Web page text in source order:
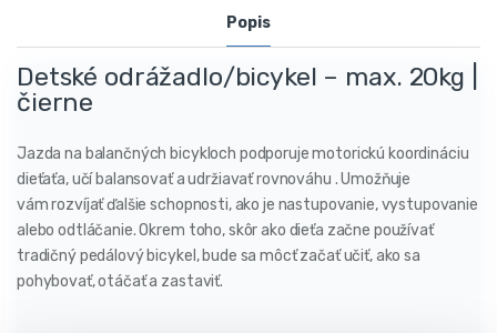
Popis
Detské odrážadlo/bicykel – max. 20kg |
čierne
Jazda na balančných bicykloch podporuje motorickú koordináciu
dieťaťa, učí balansovať a udržiavať rovnováhu . Umožňuje
vám rozvíjať ďalšie schopnosti, ako je nastupovanie, vystupovanie
alebo odtláčanie. Okrem toho, skôr ako dieťa začne používať
tradičný pedálový bicykel, bude sa môcť začať učiť, ako sa
pohybovať, otáčať a zastaviť.